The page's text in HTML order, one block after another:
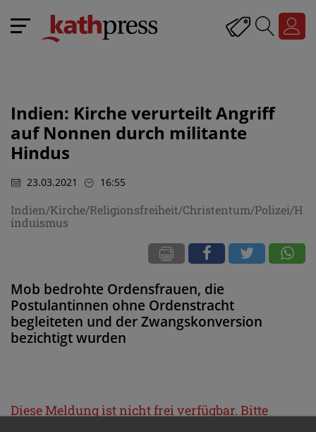
Indien: Kirche verurteilt Angriff
auf Nonnen durch militante
Hindus
23.03.2021 16:55
Indien/Kirche/Religionsfreiheit/Christentum/Polizei/H
induismus
Mob bedrohte Ordensfrauen, die
Postulantinnen ohne Ordenstracht
begleiteten und der Zwangskonversion
bezichtigt wurden
Diese Meldung ist nicht frei verfügbar. Bitte